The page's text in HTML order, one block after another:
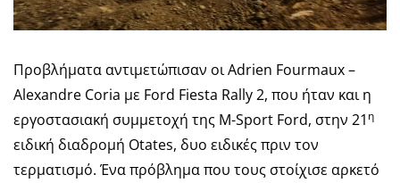
Προβλήματα αντιμετώπισαν οι Adrien Fourmaux –
Alexandre Coria με Ford Fiesta Rally 2, που ήταν και η
εργοστασιακή συμμετοχή της M-Sport Ford, στην 21 η
ειδική διαδρομή Otates, δυο ειδικές πριν τον
τερματισμό. Ένα πρόβλημα που τους στοίχισε αρκετό